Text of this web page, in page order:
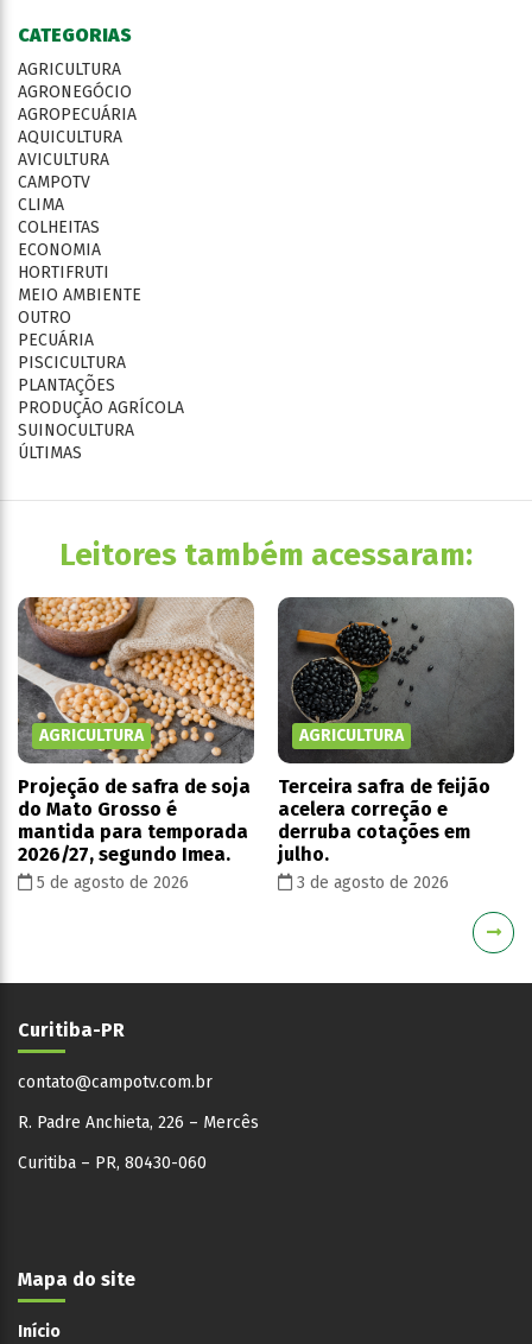
CATEGORIAS
AGRICULTURA
AGRONEGÓCIO
AGROPECUÁRIA
AQUICULTURA
AVICULTURA
CAMPOTV
CLIMA
COLHEITAS
ECONOMIA
HORTIFRUTI
MEIO AMBIENTE
OUTRO
PECUÁRIA
PISCICULTURA
PLANTAÇÕES
PRODUÇÃO AGRÍCOLA
SUINOCULTURA
ÚLTIMAS
Leitores também acessaram:
AGRICULTURA
Projeção de safra de soja
do Mato Grosso é
mantida para temporada
2026/27, segundo Imea.
5 de agosto de 2026
AGRICULTURA
Terceira safra de feijão
acelera correção e
derruba cotações em
julho.
3 de agosto de 2026
Curitiba-PR
contato@campotv.com.br
R. Padre Anchieta, 226 – Mercês
Curitiba – PR, 80430-060
Mapa do site
Início